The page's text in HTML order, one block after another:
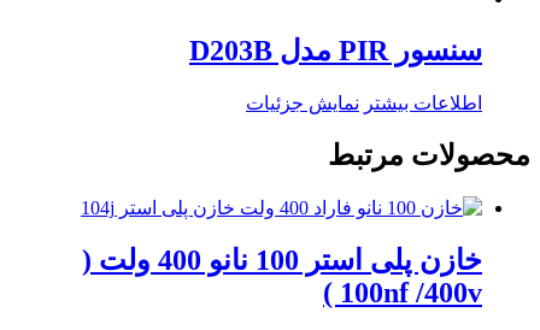
سنسور PIR مدل D203B
اطلاعات بیشتر نمایش جزئیات
محصولات مرتبط
خازن پلی استر 100 نانو 400 ولت (
100nf /400v )